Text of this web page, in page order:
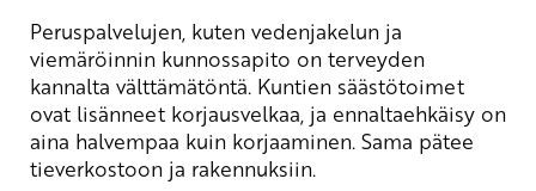
Peruspalvelujen, kuten vedenjakelun ja
viemäröinnin kunnossapito on terveyden
kannalta välttämätöntä. Kuntien säästötoimet
ovat lisänneet korjausvelkaa, ja ennaltaehkäisy on
aina halvempaa kuin korjaaminen. Sama pätee
tieverkostoon ja rakennuksiin.